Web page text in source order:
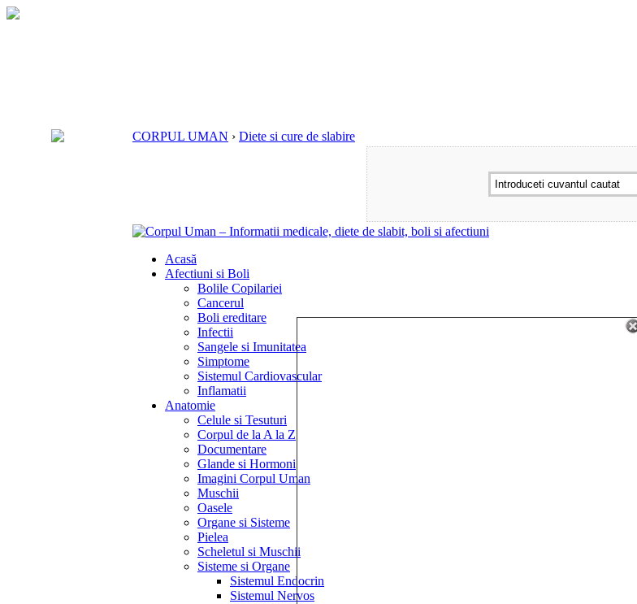
CORPUL UMAN › Diete si cure de slabire
Acasă
Afectiuni si Boli
Bolile Copilariei
Cancerul
Boli ereditare
Infectii
Sangele si Imunitatea
Simptome
Sistemul Cardiovascular
Inflamatii
Anatomie
Celule si Tesuturi
Corpul de la A la Z
Documentare
Glande si Hormoni
Imagini Corpul Uman
Muschii
Oasele
Organe si Sisteme
Pielea
Scheletul si Muschii
Sisteme si Organe
Sistemul Endocrin
Sistemul Nervos